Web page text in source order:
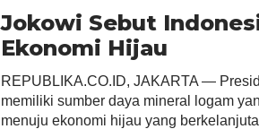
Jokowi Sebut
Ekonomi Hijau
REPUBLIKA.CO.ID, JAKARTA —
memiliki sumber daya mineral logam
menuju ekonomi hijau yang